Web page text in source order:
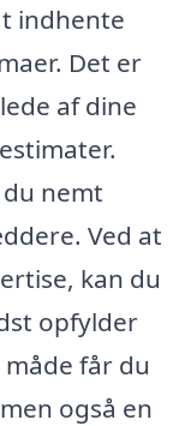
indhente
Det er
af dine
nemt
Ved at
kan du
opfylder
får du
også en